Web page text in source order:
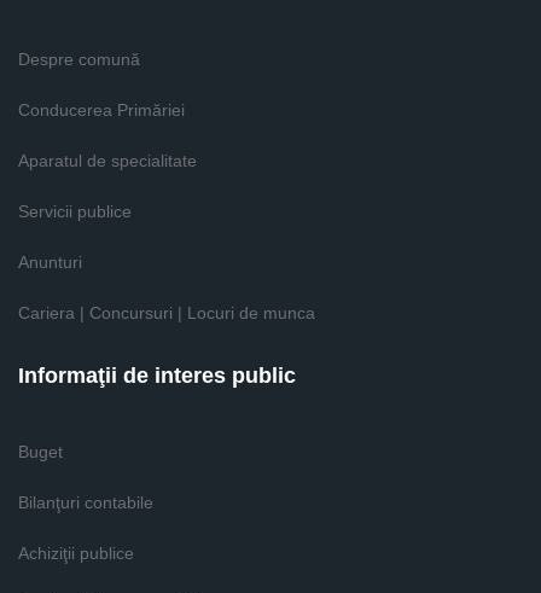
Despre comună
Conducerea Primăriei
Aparatul de specialitate
Servicii publice
Anunturi
Cariera | Concursuri | Locuri de munca
Informaţii de interes public
Buget
Bilanţuri contabile
Achiziţii publice